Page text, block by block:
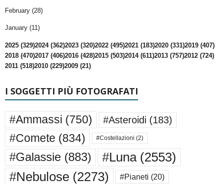
February (28)
January (11)
2025 (329)2024 (362)2023 (320)2022 (495)2021 (183)2020 (331)2019 (407)
2018 (470)2017 (406)2016 (428)2015 (503)2014 (611)2013 (757)2012 (724)
2011 (518)2010 (229)2009 (21)
I SOGGETTI PIÙ FOTOGRAFATI
#Ammassi (750) #Asteroidi (183)
#Comete (834) #Costellazioni (2)
#Galassie (883) #Luna(2553)
#Nebulose (2273) #Pianeti (20)